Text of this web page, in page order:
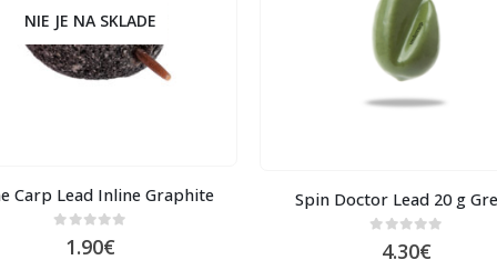
NIE JE NA SKLADE
Carp Lead Inline Graphite
out of 5
1.90€
Spin Doctor Lead 20 g
out of 5
4.30€